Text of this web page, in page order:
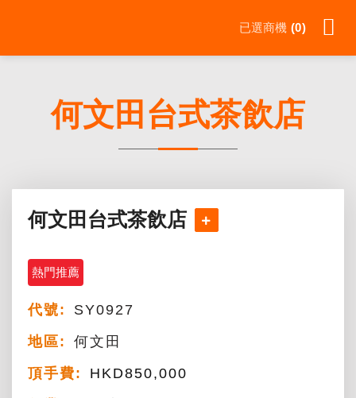
已選商機 0
何文田台式茶飲店
何文田台式茶飲店
熱門推薦
代號:
SY0927
地區:
何文田
頂手費:
HKD850,000